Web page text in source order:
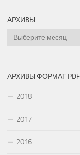
АРХИВЫ
Архивы
АРХИВЫ ФОРМАТ PDF
2018
2017
2016